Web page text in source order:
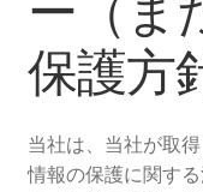
保護方
当社は、当社が取
情報の保護に関す